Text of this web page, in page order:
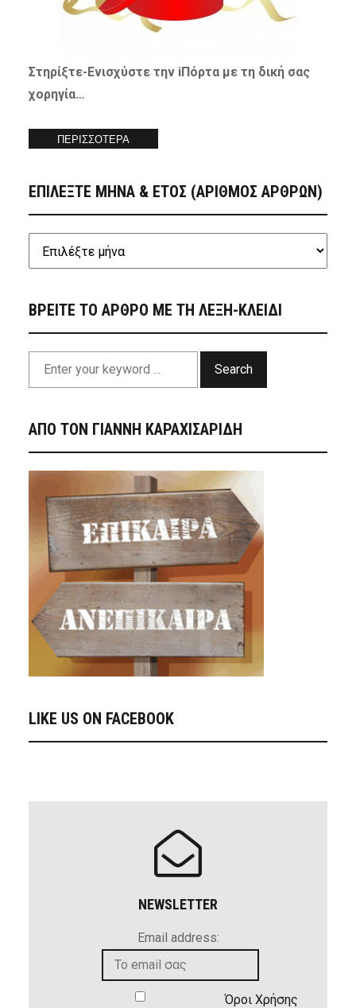
Στηρίξτε- Ενισχύστετην iΠόρτα με τη δική σας
χορηγία…
ΠΕΡΙΣΣΟΤΕΡΑ
ΕΠΙΛΕΞΤΕ ΜΗΝΑ & ΕΤΟΣ (ΑΡΙΘΜΟΣ ΑΡΘΡΩΝ)
ΒΡΕΙΤΕ ΤΟ ΑΡΘΡΟ ΜΕ ΤΗ ΛΕΞΗ-ΚΛΕΙΔΙ
Search
ΑΠΟ ΤΟΝ ΓΙΑΝΝΗ ΚΑΡΑΧΙΣΑΡΙΔΗ
LIKE US ON FACEBOOK
NEWSLETTER
Email address:
Όροι Χρήσης